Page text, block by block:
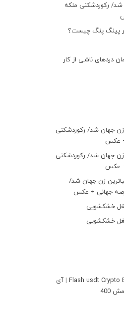
شد/ رکوردشکنی ملکه
در پینگ پنگ چیست؟
دردهای ناشی از کار
زن جهان شد/ رکوردشکنی
+ عکس
زن جهان شد/ رکوردشکنی
+ عکس
زن جهان شد/
جهانی + عکس
خشکشویی
خشکشویی
Flash usdt Crypto
| آی
400